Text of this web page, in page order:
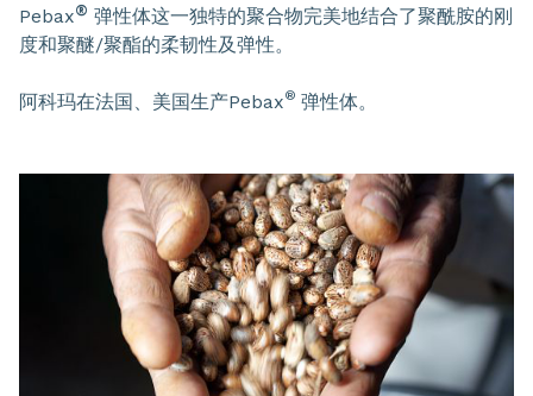
Pebax® 弹性体这一独特的聚合物完美地结合了聚酰胺的刚
度和聚醚/聚酯的柔韧性及弹性。
阿科玛在法国、美国生产Pebax® 弹性体。